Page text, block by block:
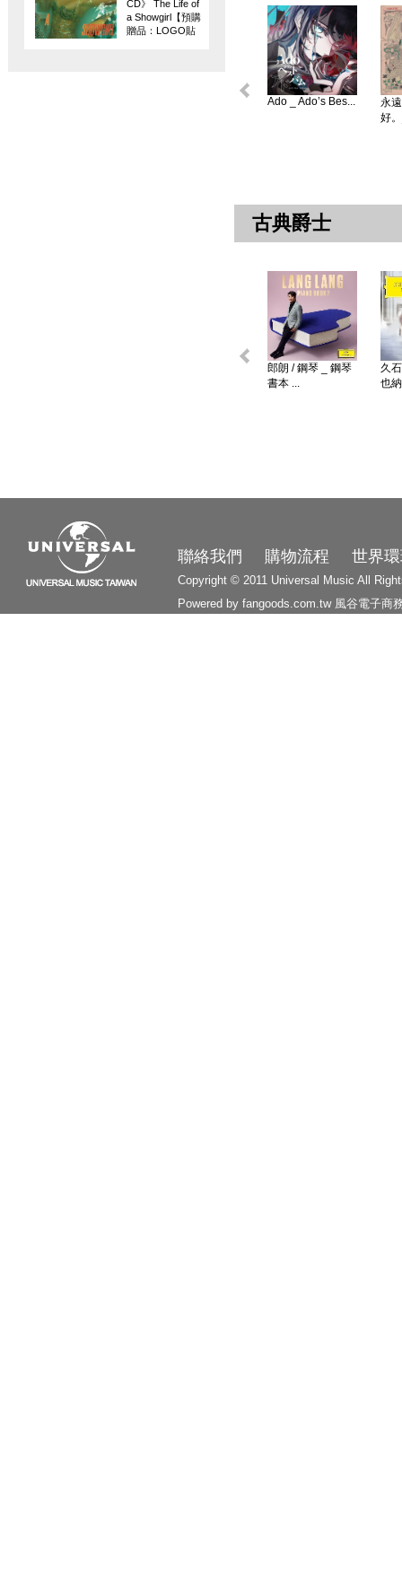
CD》 The Life of
a Showgirl【預購
贈品：LOGO貼
Ado _ Ado’s Bes...
永
好
古典爵士
郎朗 / 鋼琴 _ 鋼琴
書本 ...
久
也
聯絡我們 購物流程 世界
Copyright © 2011 Universal Music All
Powered by fangoods.com.tw 風谷電子商